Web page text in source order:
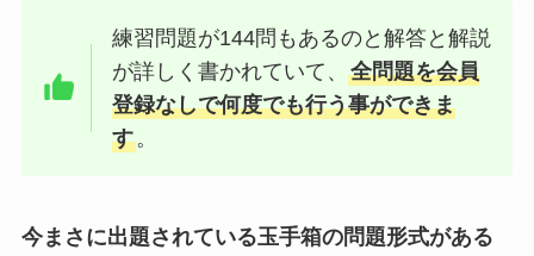
練習問題が144問もあるのと解答と解説
が詳しく書かれていて、全問題を会員
登録なしで何度でも行う事ができま
す。
今まさに出題されている玉手箱の問題形式がある